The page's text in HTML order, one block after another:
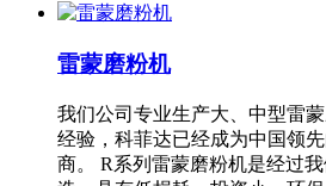
雷蒙磨粉机
我们公司专业生产大、中型雷
经验，科菲达已经成为中国领
商。 R系列雷蒙磨粉机是经过